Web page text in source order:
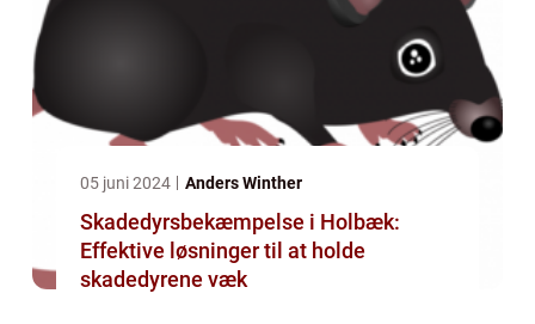
05 juni 2024 Anders Winther
Skadedyrsbekæmpelse i Holbæk:
Effektive løsninger til at holde
skadedyrene væk